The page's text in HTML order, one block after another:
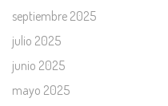
septiembre 2025
julio 2025
junio 2025
mayo 2025